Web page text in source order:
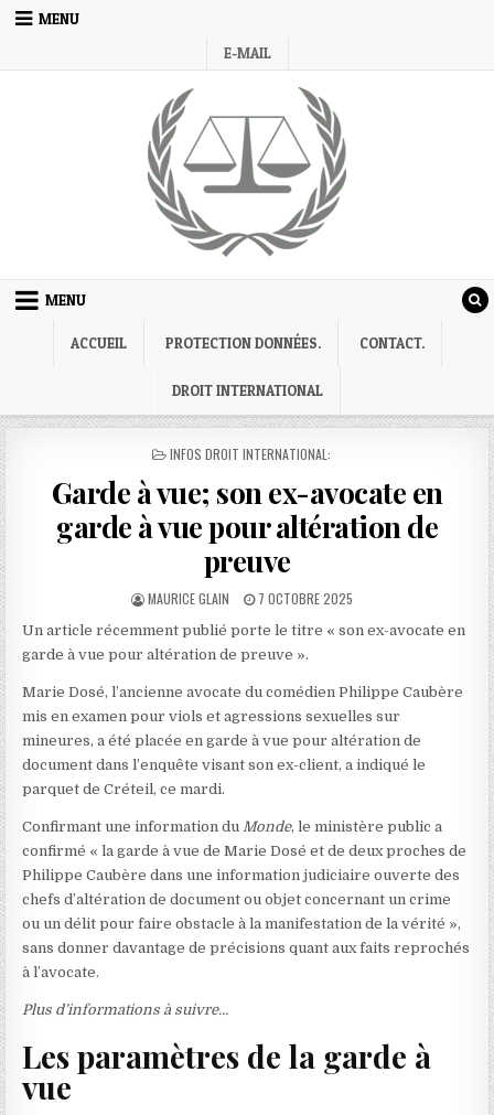
Skip
MENU
E-MAIL
MENU
ACCUEIL PROTECTION DONNÉES. CONTACT.
DROIT INTERNATIONAL
POSTED
INFOS DROIT INTERNATIONAL:
Garde à vue; son ex-avocate en
garde à vue pour altération de
preuve
AUTHOR:
MAURICE GLAIN
PUBLISHED
7 OCTOBRE 2025
Un article récemment publié porte le titre « son ex-avocate en
garde à vue pour altération de preuve ».
Marie Dosé, l’ancienne avocate du comédien Philippe Caubère
mis en examen pour viols et agressions sexuelles sur
mineures, a été placée en garde à vue pour altération de
document dans l’enquête visant son ex-client, a indiqué le
parquet de Créteil, ce mardi.
Confirmant une information duMonde, le ministère public a
confirmé « la garde à vue de Marie Dosé et de deux proches de
Philippe Caubère dans une information judiciaire ouverte des
chefs d’altération de document ou objet concernant un crime
ou un délit pour faire obstacle à la manifestation de la vérité »,
sans donner davantage de précisions quant aux faits reprochés
à l’avocate.
Plus d’informations à suivre…
Les paramètres de la garde à
vue